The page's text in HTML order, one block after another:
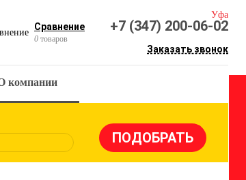
Сравнение
0 товаров
Уфа
+7 (347) 200-06-02
Заказать звонок
компании